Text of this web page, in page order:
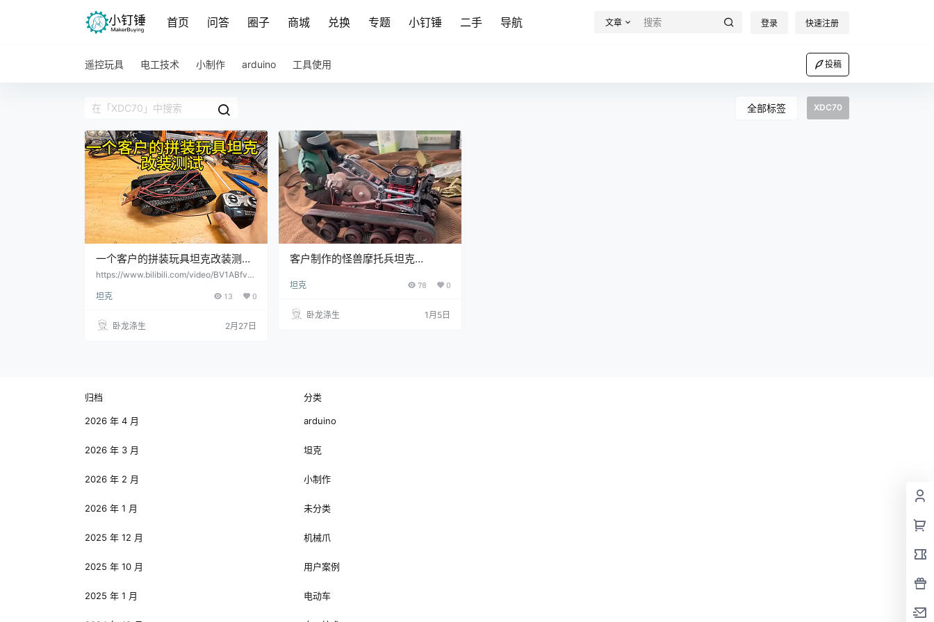
首页 问答 圈子 商城 兑换 专题 小钉锤 二手 导航 文章 登录 快速注册
遥控玩具 电工技术 小制作 arduino 工具使用 投稿
全部标签 XDC70
一个客户的拼装玩具坦克改装测
试-减震坦克
https://www.bilibili.com/video/BV1ABfvB
4e1d8bf37ede6f
坦克 13 0
卧龙涤生 2月27日
客户制作的怪兽摩托兵坦克
坦克 78 0
卧龙涤生 1月5日
归档
2026 年 4 月
2026 年 3 月
2026 年 2 月
2026 年 1 月
2025 年 12 月
2025 年 10 月
2025 年 1 月
分类
arduino
坦克
小制作
未分类
机械爪
用户案例
电动车